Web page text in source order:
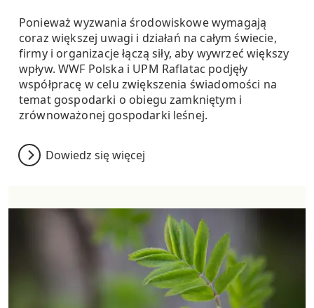
Ponieważ wyzwania środowiskowe wymagają
coraz większej uwagi i działań na całym świecie,
firmy i organizacje łączą siły, aby wywrzeć większy
wpływ. WWF Polska i UPM Raflatac podjęły
współpracę w celu zwiększenia świadomości na
temat gospodarki o obiegu zamkniętym i
zrównoważonej gospodarki leśnej.
Dowiedz się więcej